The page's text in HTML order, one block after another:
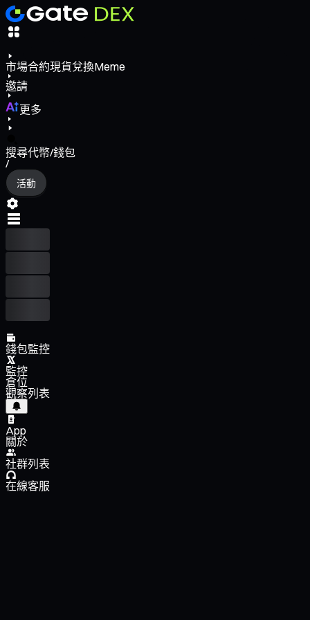
市場合約現貨兌換Meme
邀請
更多
搜尋代幣/錢包
/
活動
錢包監控
監控
倉位
觀察列表
App
關於
社群列表
在線客服